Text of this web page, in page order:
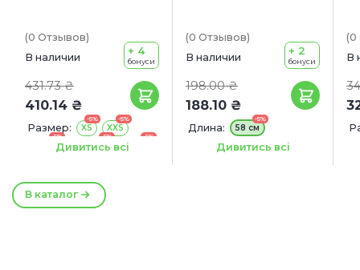
В каталог
(0 Отзывов)
В наличии
431.73 ₴
410.14 ₴
+ 4
бонуси
Размер:
-5%
XS
-5%
XXS
-5% -5%
Medium
-5%
Large
Дивитись всі
(0 Отзывов)
В наличии
198.00 ₴
188.10 ₴
+ 2
бонуси
Длина:
-5%
58 см
Ширина: 25 мм
Дивитись всі
(0
В